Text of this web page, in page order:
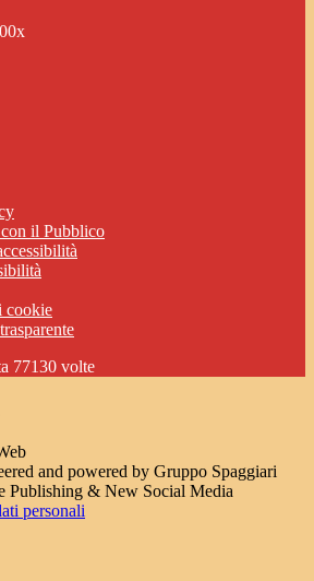
il Pubblico
cookie
77130 volte
and powered by Gruppo Spaggiari
Publishing & New Social Media
personali